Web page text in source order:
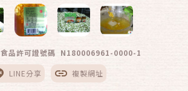
食品許可證號碼 N180006961-0000-1
LINE分享 複製網址